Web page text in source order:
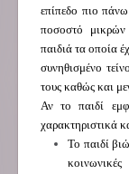
επίπεδο πιο
ποσοστό μικρών
παιδιά τα οποία
συνηθισμένο
τους καθώς και
Αν το παιδί
χαρακτηριστικά
Το παιδί